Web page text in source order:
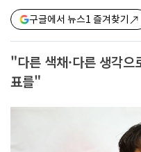
구글에서 뉴스1 즐겨찾기
"다른 색채·다른 생각
표를"